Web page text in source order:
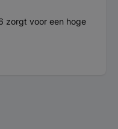
zorgt voor een hoge